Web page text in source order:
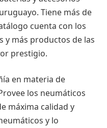
Tiene más de
cuenta con los
y más productos de las
prestigio.
en materia de
los neumáticos
máxima calidad y
y lo